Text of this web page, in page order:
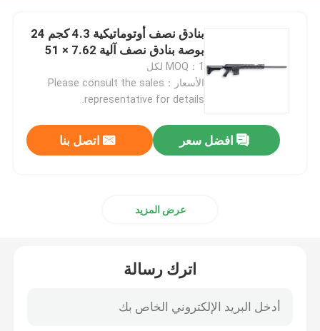
بنادق نصف أوتوماتيكية 4.3 كجم 24
بوصة بنادق نصف آلية 7.62 × 51
MOQ：1 لكل
الأسعار：Please consult the sales
representative for details.
افضل سعر اتصل بنا
عرض المزيد
اترك رسالة